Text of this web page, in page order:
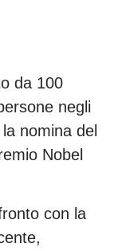
da 100
negli
nomina del
Nobel
con la